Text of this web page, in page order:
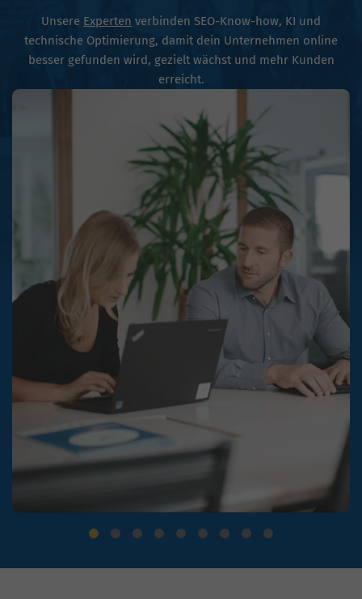
Unsere Experten verbinden SEO-Know-how, KI und
technische Optimierung, damit dein Unternehmen online
besser gefunden wird, gezielt wächst und mehr Kunden
erreicht.